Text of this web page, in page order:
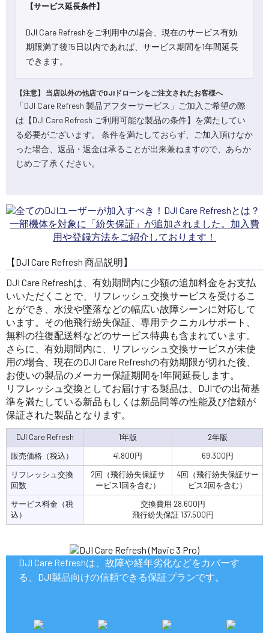
【サービス延長条件】
DJI Care Refreshをご利用中の場合、現在のサービス有効
期限満了後15日以内であれば、サービス期間を1年間延長
できます。
【注意】 当店以外の他店でDJIドローンをご注文されたお客様へ
「DJI Care Refresh 製品アフターサービス」ご加入ご希望の際
は【DJI Care Refresh ご利用可能な製品の条件】を満たしてい
る必要がございます。 条件を満たしておらず、ご加入頂けなか
った場合、返品・返金は承ることが出来兼ねますので、あらか
じめご了承ください。
一部機体を対象に「紛失保証」が追加されました。加入費
用や登録方法をご紹介しております！
【DJI Care Refresh 商品説明】
DJI Care Refreshは、有効期間内に少額の追加料金をお支払
いいただくことで、リフレッシュ交換サービスを受けるこ
とができ、水没や墜落などの幅広い故障シーンに対応して
います。その他飛行紛失保証、専用テクニカルサポート、
無料の往復配送料などのサービス特典も含まれています。
さらに、有効期間内に、リフレッシュ交換サービスが未使
用の場合、現在のDJI Care Refreshの有効期限が切れた後、
お使いの製品のメーカー保証期間を1年間延長します。
リフレッシュ交換としてお届けする製品は、DJIでの出荷基
準を満たしている新品もしくは新品同等の性能及び信頼が
保証された製品となります。
DJI Care Refresh 1年版
2年版
販売価格（税込）
41,800円
69,300円
リフレッシュ交換
回数
2回（飛行紛失保証サ
ービス1回を含む）
4回（飛行紛失保証サー
ビス2回を含む）
サービス料金（税
込）
交換費用 28,600円
飛行紛失保証 137,500円
DJI Care Refreshは、故障や経年劣化などをカバーす
る、DJI製品向けの信頼できる保証プランです。